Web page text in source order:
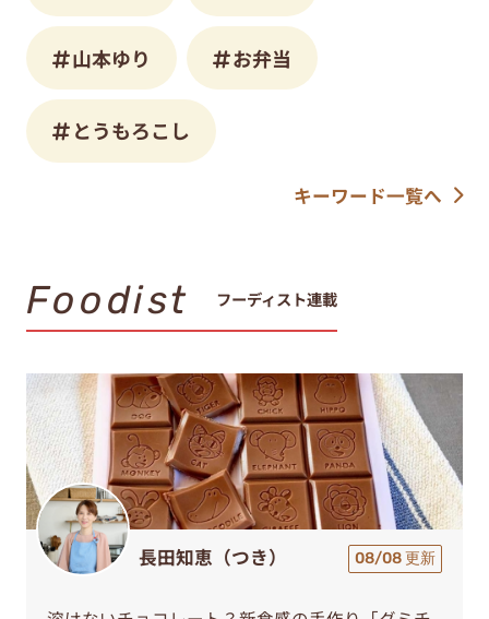
山本ゆり お弁当
とうもろこし
キーワード一覧へ
Foodist フーディスト連載
長田知恵（つき） 08/08 更新